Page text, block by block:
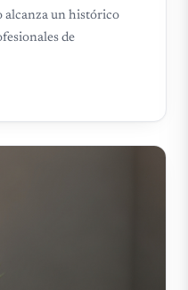
alcanza un histórico
de